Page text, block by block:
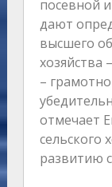
посевной
дают
высшего
хозяйства
–
отмечает
сельского
развитию